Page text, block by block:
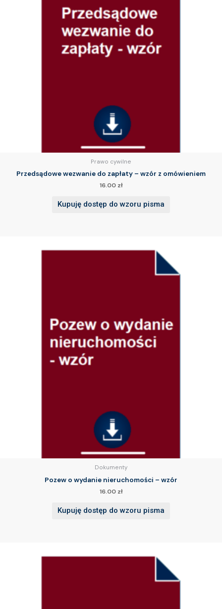
Prawo cywilne
Przedsądowe wezwanie do zapłaty – wzór z omówieniem
16.00 zł
Kupuję dostęp do wzoru pisma
Dokumenty
Pozew o wydanie nieruchomości – wzór
16.00 zł
Kupuję dostęp do wzoru pisma